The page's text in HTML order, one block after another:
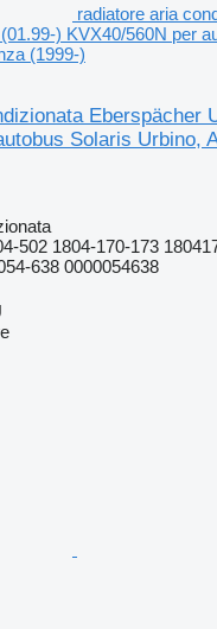
radiatore aria
) KVX40/560N per
(1999-)
Eberspächer
Solaris Urbino,
502 1804-170-173
638 0000054638